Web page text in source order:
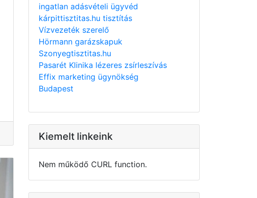
ingatlan adásvételi ügyvéd
kárpittisztitas.hu tisztítás
Vízvezeték szerelő
Hörmann garázskapuk
Szonyegtisztitas.hu
Pasarét Klinika lézeres zsírleszívás
Effix marketing ügynökség
Budapest
Kiemelt linkeink
Nem működő CURL function.